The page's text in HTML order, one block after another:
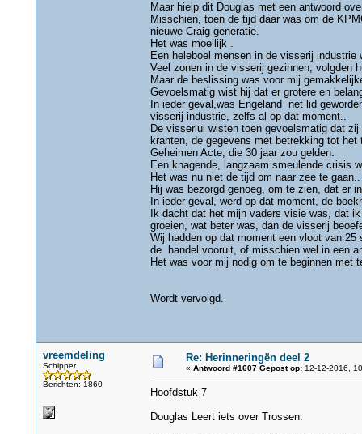
Maar hielp dit Douglas met een antwoord
Misschien, toen de tijd daar was om de
nieuwe Craig generatie.
Het was moeilijk .
Een heleboel mensen in de visserij
Veel zonen in de visserij gezinnen, volgden
Maar de beslissing was voor mij
Gevoelsmatig wist hij dat er grotere en
In ieder geval,was Engeland net lid
visserij industrie, zelfs al op dat moment..
De visserlui wisten toen gevoelsmatig dat
kranten, de gegevens met betrekking tot
Geheimen Acte, die 30 jaar zou gelden.
Een knagende, langzaam smeulende crisis
Het was nu niet de tijd om naar zee te gaan..
Hij was bezorgd genoeg, om te zien, dat er
In ieder geval, werd op dat moment, de
Ik dacht dat het mijn vaders visie was, dat
groeien, wat beter was, dan de visserij
Wij hadden op dat moment een vloot van
de handel vooruit, of misschien wel in een
Het was voor mij nodig om te beginnen met
Wordt vervolgd.
vreemdeling
Schipper
Berichten: 1860
Re: Herinneringën deel 2
« Antwoord #1607 Gepost op:12-12-2016,
Hoofdstuk 7
Douglas Leert iets over Trossen.